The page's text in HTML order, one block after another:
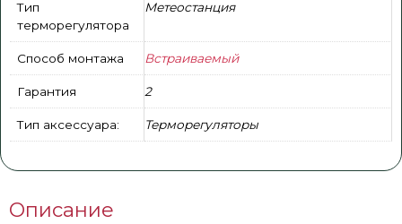
Тип
терморегулятора
Метеостанция
Способ монтажа Встраиваемый
Гарантия 2
Тип аксессуара: Терморегуляторы
Описание